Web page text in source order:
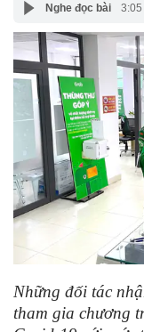
Nghe đọc bài 3:05
Những đối tác
tham gia chương